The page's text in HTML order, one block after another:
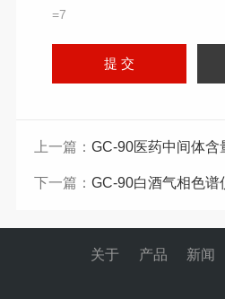
=7
上一篇： GC-90医药中间体含
下一篇： GC-90白酒气相色谱
关于 产品 新闻